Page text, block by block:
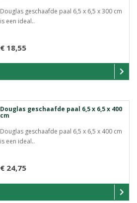
Douglas geschaafde paal 6,5 x 6,5 x 300 cm
is een ideal..
€ 18,55
Douglas geschaafde paal 6,5 x 6,5 x 400
cm
Douglas geschaafde paal 6,5 x 6,5 x 400 cm
is een ideal..
€ 24,75